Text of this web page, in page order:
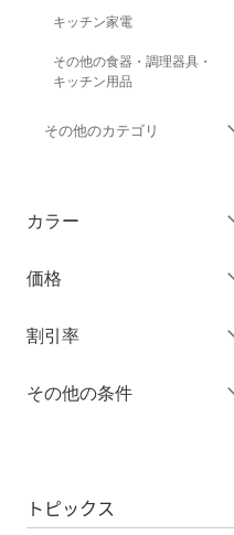
キッチン家電
その他の食器・調理器具・
キッチン用品
その他のカテゴリ
ジャケット・アウター
パンツ
ワンピース・ドレス
スカート
バッグ
カラー
価格
絞り込み
割引率
％OFF～ ％OFF
その他の条件
クリア 絞り込み
トピックス